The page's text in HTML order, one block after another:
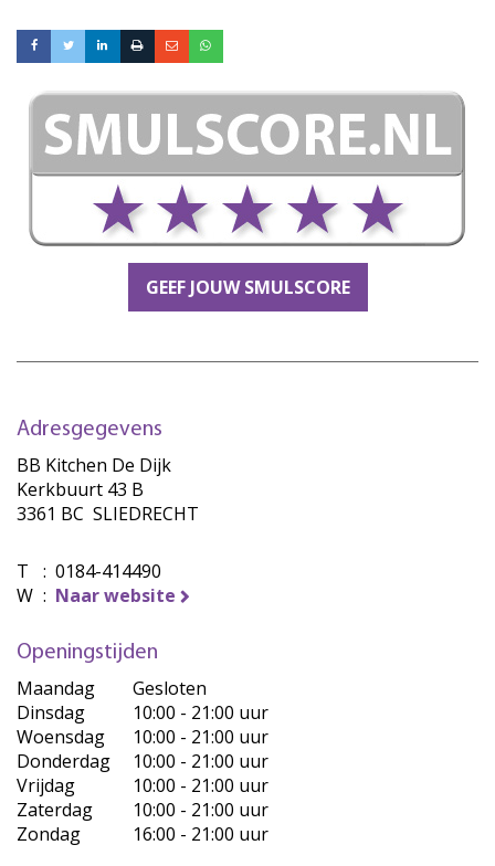
GEEF JOUW SMULSCORE
Adresgegevens
BB Kitchen De Dijk
Kerkbuurt 43 B
3361 BC SLIEDRECHT
T : 0184-414490
W : Naar website
Openingstijden
Maandag
Gesloten
Dinsdag
10:00 - 21:00 uur
Woensdag
10:00 - 21:00 uur
Donderdag
10:00 - 21:00 uur
Vrijdag
10:00 - 21:00 uur
Zaterdag
10:00 - 21:00 uur
Zondag
16:00 - 21:00 uur